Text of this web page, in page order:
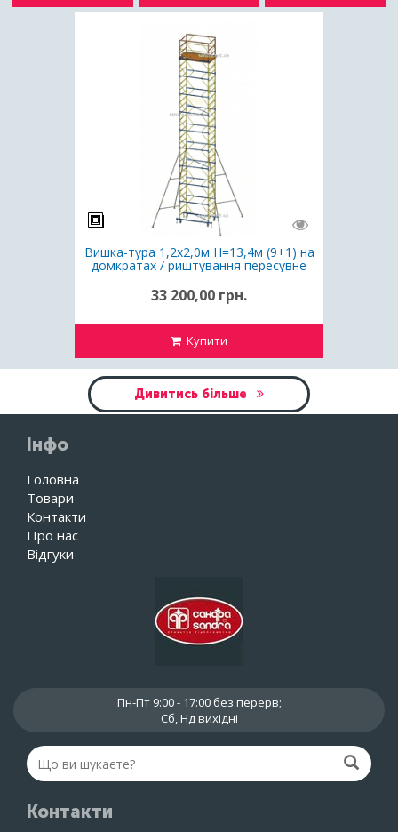
Вишка-тура 1,2х2,0м Н=13,4м (9+1) на
домкратах / риштування пересувне
33 200,00 грн.
Купити
Дивитись більше
Інфо
Головна
Товари
Контакти
Про нас
Відгуки
Пн-Пт 9:00 - 17:00 без перерв;
Сб, Нд вихідні
Контакти